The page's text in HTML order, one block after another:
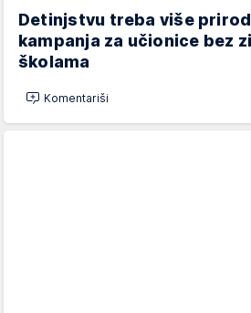
Detinjstvu treba više
kampanja za učionice bez
školama
Komentariši